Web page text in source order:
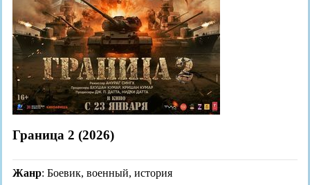
Граница 2 (2026)
Жанр: Боевик, военный, история